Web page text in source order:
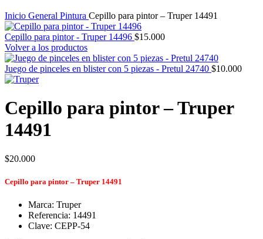
Inicio General Pintura Cepillo para pintor – Truper 14491
Cepillo para pintor - Truper 14496 $15.000
Volver a los productos
Juego de pinceles en blister con 5 piezas - Pretul 24740 $10.000
Cepillo para pintor – Truper
14491
$20.000
Cepillo para pintor – Truper 14491
Marca: Truper
Referencia: 14491
Clave: CEPP-54